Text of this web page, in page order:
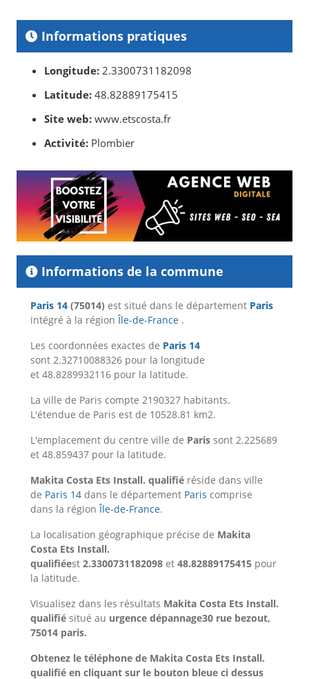
Informations pratiques
Longitude: 2.3300731182098
Latitude: 48.82889175415
Site web: www.etscosta.fr
Activité: Plombier
Informations de la commune
Paris 14 (75014) est situé dans le département Paris
intégré à la régionÎle-de-France .
Les coordonnées exactes de Paris 14
sont 2.32710088326 pour la longitude
et 48.8289932116 pour la latitude.
La ville de Paris compte 2190327 habitants.
L'étendue de Paris est de 10528.81 km2.
L'emplacement du centre ville de Paris sont 2.225689
et 48.859437 pour la latitude.
Makita Costa Ets Install. qualifié réside dans ville
de Paris 14 dans le département Paris comprise
dans la régionÎle-de-France.
La localisation géographique précise de Makita
Costa Ets Install.
qualifiéest 2.3300731182098 et 48.82889175415 pour
la latitude.
Visualisez dans les résultats Makita Costa Ets Install.
qualifié situé au urgence dépannage30 rue bezout,
75014 paris.
Obtenez le téléphone de Makita Costa Ets Install.
qualifié en cliquant sur le bouton bleue ci dessus